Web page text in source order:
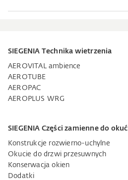
SIEGENIA Technika wietrzenia
AEROVITAL ambience
AEROTUBE
AEROPAC
AEROPLUS WRG
SIEGENIA Części zamienne do okuć
Konstrukcje rozwierno-uchylne
Okucie do drzwi przesuwnych
Konserwacja okien
Dodatki